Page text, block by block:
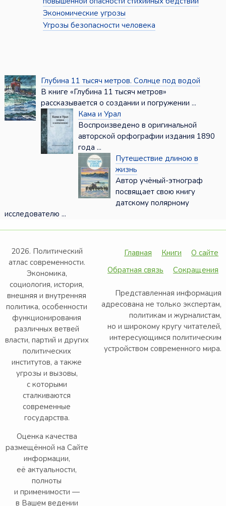
Экономические угрозы
Угрозы безопасности человека
Глубина 11 тысяч метров. Солнце под водой
В книге «Глубина 11 тысяч метров»
рассказывается о создании и погружении ...
Кама и Урал
Воспроизведено в оригинальной
авторской орфографии издания 1890
года ...
Путешествие длиною в
жизнь
Автор учёный-этнограф
посвящает свою книгу
датскому полярному
исследователю ...
2026. Политический
атлас современности.
Экономика,
социология, история,
внешняя и внутренняя
политика, особенности
функционирования
различных ветвей
власти, партий и других
политических
институтов, а также
угрозы и вызовы,
с которыми
сталкиваются
современные
государства.
Оценка качества
размещённой на Сайте
информации,
её актуальности,
полноты
и применимости —
в Вашем ведении
Главная Книги
О сайте
Обратная связь
Сокращения
Представленная информация
адресована не только экспертам,
политикам и журналистам,
но и широкому кругу читателей,
интересующимся политическим
устройством современного мира.